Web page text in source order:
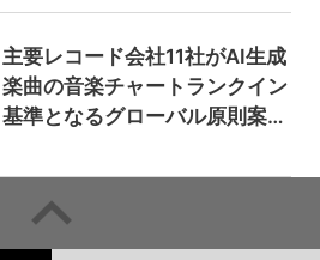
主要レコード会社11社がAI生成
楽曲の音楽チャートランクイン
基準となるグローバル原則案を
るための統一的な枠組みを提案